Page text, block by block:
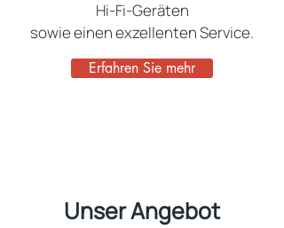
Hi-Fi-Geräten
sowie einen exzellenten Service.
Erfahren Sie mehr
Unser Angebot